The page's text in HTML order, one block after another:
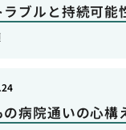
ラブルと持続可能
病院通いの心構